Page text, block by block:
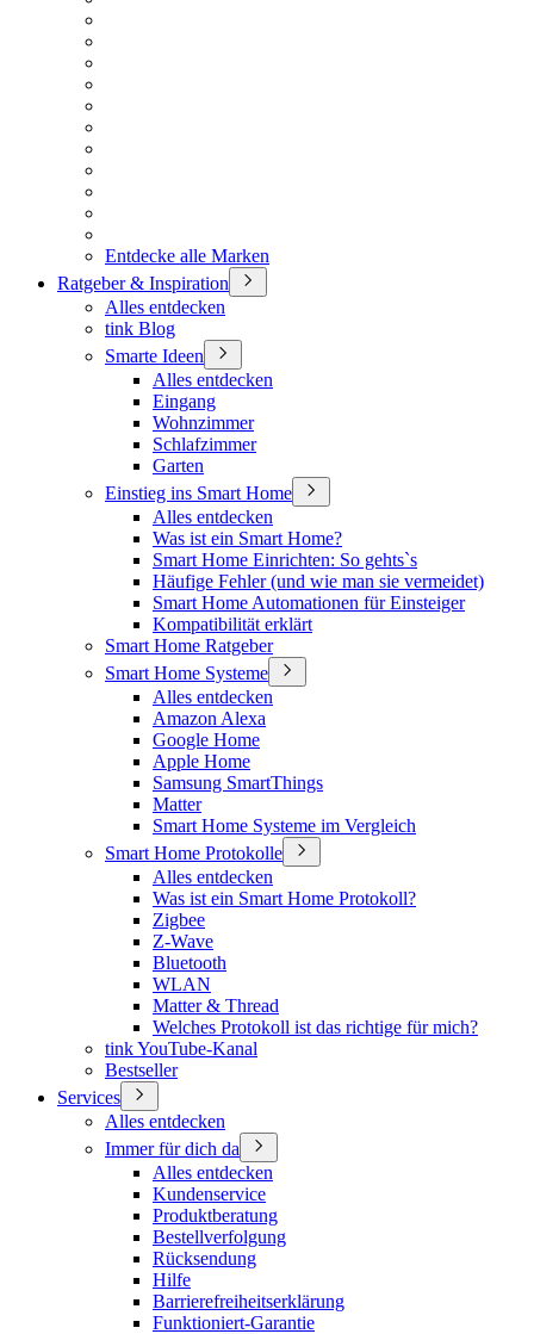
Entdecke alle Marken
Ratgeber & Inspiration
Alles entdecken
tink Blog
Smarte Ideen
Alles entdecken
Eingang
Wohnzimmer
Schlafzimmer
Garten
Einstieg ins Smart Home
Alles entdecken
Was ist ein Smart Home?
Smart Home Einrichten: So gehts`s
Häufige Fehler (und wie man sie vermeidet)
Smart Home Automationen für Einsteiger
Kompatibilität erklärt
Smart Home Ratgeber
Smart Home Systeme
Alles entdecken
Amazon Alexa
Google Home
Apple Home
Samsung SmartThings
Matter
Smart Home Systeme im Vergleich
Smart Home Protokolle
Alles entdecken
Was ist ein Smart Home Protokoll?
Zigbee
Z-Wave
Bluetooth
WLAN
Matter & Thread
Welches Protokoll ist das richtige für mich?
tink YouTube-Kanal
Bestseller
Services
Alles entdecken
Immer für dich da
Alles entdecken
Kundenservice
Produktberatung
Bestellverfolgung
Rücksendung
Hilfe
Barrierefreiheitserklärung
Funktioniert-Garantie